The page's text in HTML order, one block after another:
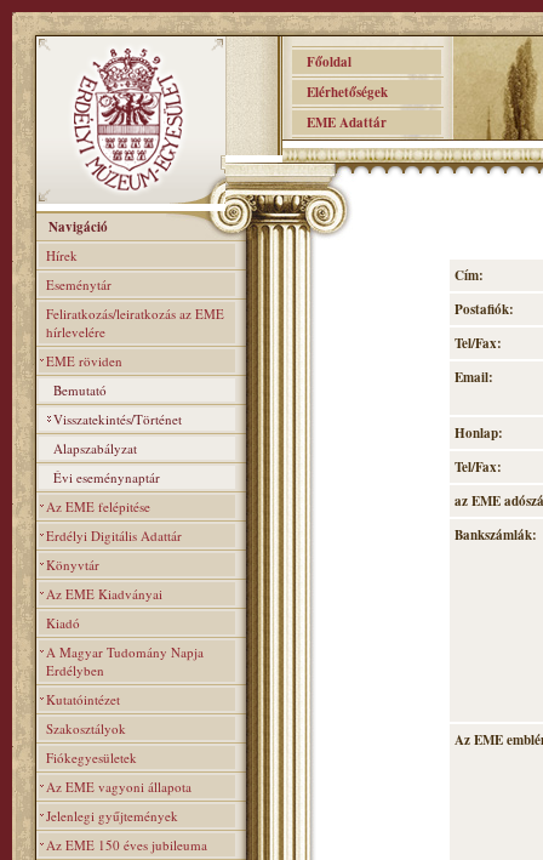
Főoldal
Elérhetőségek
EME Adattár
Navigáció
Hírek
Eseménytár
Feliratkozás/leiratkozás az EME
hírlevelére
EME röviden
Bemutató
Visszatekintés/Történet
Alapszabályzat
Évi eseménynaptár
Az EME felépitése
Erdélyi Digitális Adattár
Könyvtár
Az EME Kiadványai
Kiadó
A Magyar Tudomány Napja
Erdélyben
Kutatóintézet
Szakosztályok
Fiókegyesületek
Az EME vagyoni állapota
Jelenlegi gyűjtemények
Az EME 150 éves jubileuma
Cím:
Postafiók:
Tel/Fax:
Email:
Honlap:
Tel/Fax:
az EME
Bankszámlák:
Az EME